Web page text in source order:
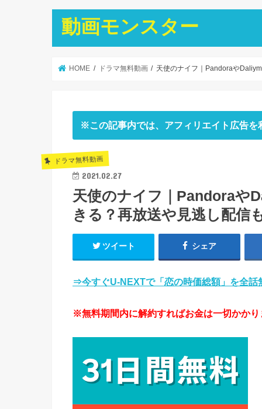
動画モンスター
HOME ドラマ無料動画 天使のナイフ｜Pandoraや
※この記事内では、アフィリエイト広告を
ドラマ無料動画
2021.02.27
天使のナイフ｜Pandoraや
きる？再放送や見逃し配信
ツイート シェア
⇒今すぐU-NEXTで「恋の時価総額」を全話
※無料期間内に解約すればお金は一切かかり